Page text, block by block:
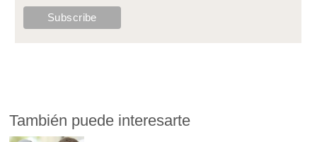
También puede interesarte